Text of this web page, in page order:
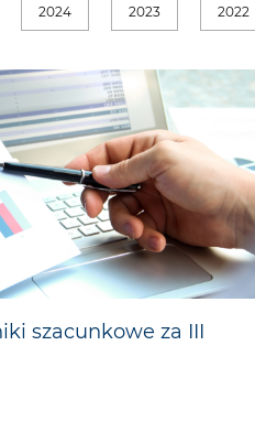
2024 2023 2022
szacunkowe za III